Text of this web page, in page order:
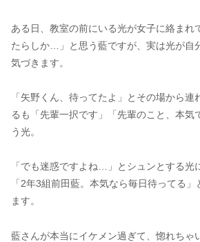
ある日、教室の前にいる光が女子に絡まれ
たらしか…」と思う藍ですが、実は光が自
気づきます。
「矢野くん、待ってたよ」とその場から連
るも「先輩一択です」「先輩のこと、本気
う光。
「でも迷惑ですよね…」とシュンとする光
「2年3組前田藍。本気なら毎日待ってる
ます。
藍さんが本当にイケメン過ぎて、惚れちゃ